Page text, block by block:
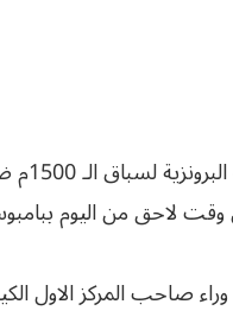
توج العداء
في وقت لاحق من اليوم